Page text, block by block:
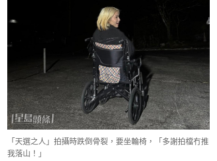
「天選之人」拍攝時跌倒骨裂，要坐輪椅，「多謝拍檔冇推
我落山！」